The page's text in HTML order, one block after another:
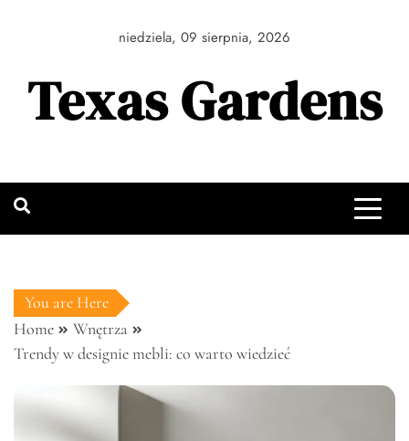
niedziela, 09 sierpnia, 2026
Texas Gardens
You are Here
Home
Wnętrza
Trendy w designie mebli: co warto wiedzieć